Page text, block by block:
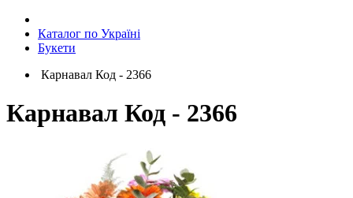
Каталог по Україні
Букети
Карнавал Код - 2366
Карнавал Код - 2366